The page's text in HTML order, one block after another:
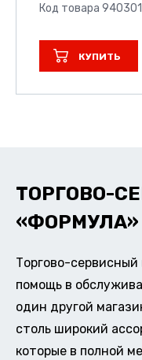
Код товара
КУПИТЬ
ТОРГОВО-
«ФОРМУЛА»
Торгово-
помощь в
один другой
столь широкий
которые в полной